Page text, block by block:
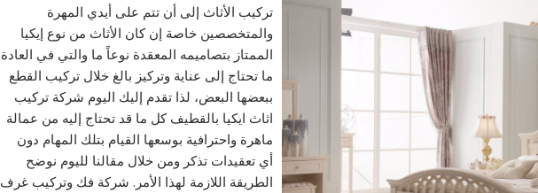
تركيب الأثاث إلى أن تتم على أيدي المهرة
والمتخصصين خاصة إن كان الأثاث من نوع إيكيا
الممتاز بتصاميمه المعقدة نوعاً ما والتي في العادة
ما تحتاج إلى عناية وتركيز بالغ خلال تركيب القطع
ببعضها البعض، لذا تقدم إليك اليوم شركة تركيب
اثاث ايكيا بالقطيف كل ما قد تحتاج إليه من عمالة
ماهرة واحترافية بوسعها القيام بتلك المهام دون
أي تعقيدات تذكر ومن خلال مقالنا لليوم نوضح
الطريقة اللازمة لهذا الأمر. شركة فك وتركيب غرف